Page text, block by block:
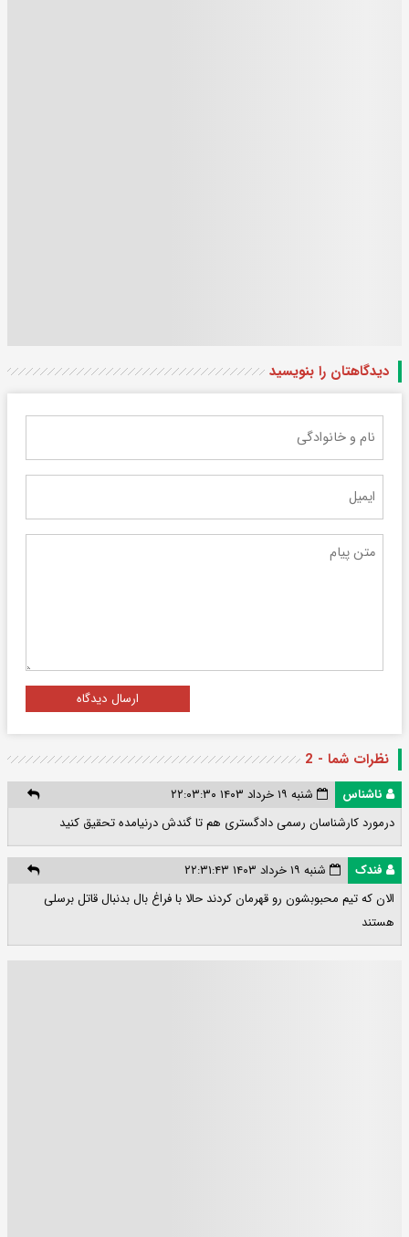
دیدگاهتان را بنویسید
ارسال دیدگاه
نظرات شما - 2
ناشناس
شنبه ۱۹ خرداد ۱۴۰۳ ۲۲:۰۳:۳۰
درمورد کارشناسان رسمی دادگستری هم تا گندش درنیامده تحقیق کنید
فندک
شنبه ۱۹ خرداد ۱۴۰۳ ۲۲:۳۱:۴۳
الان که تیم محبوبشون رو قهرمان کردند حالا با فراغ بال بدنبال قاتل برسلی
هستند